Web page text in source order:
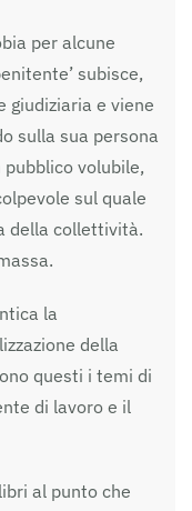
per alcune
subisce,
giudiziaria e viene
sulla sua persona
volubile,
sul quale
della collettività.
la
della
questi i temi di
di lavoro e il
al punto che